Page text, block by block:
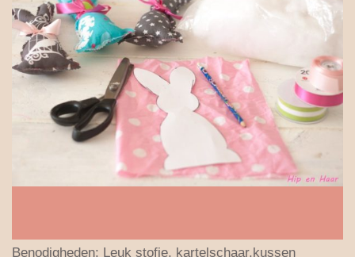
Benodigheden: Leuk stofje, kartelschaar,kussen